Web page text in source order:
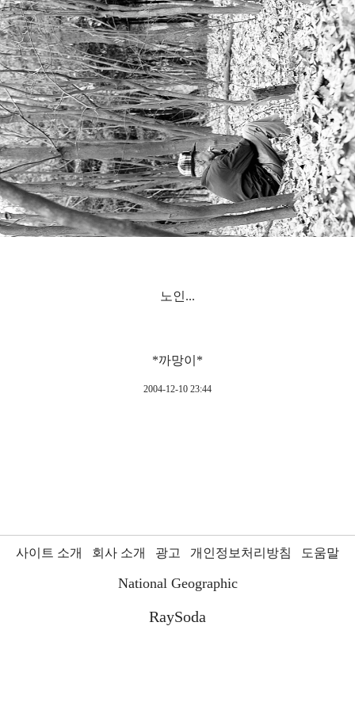
노인...
*까망이*
2004-12-10 23:44
사이트 소개 회사 소개 광고 개인정보처리방침 도움말
National Geographic
RaySoda